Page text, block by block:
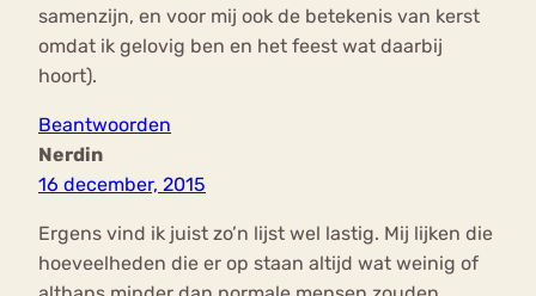
samenzijn, en voor mij ook de betekenis van kerst
omdat ik gelovig ben en het feest wat daarbij
hoort).
Beantwoorden
Nerdin
16 december, 2015
Ergens vind ik juist zo’n lijst wel lastig. Mij lijken die
hoeveelheden die er op staan altijd wat weinig of